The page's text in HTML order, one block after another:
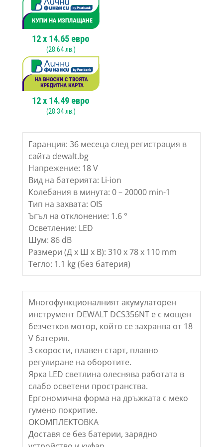
12x 14.65 евро
(28.64лв.)
12x 14.49 евро
(28.34лв.)
Гаранция: 36 месеца след регистрация в
сайта dewalt.bg
Напрежение: 18 V
Вид на батерията: Li-ion
Колебания в минута: 0 – 20000 min-1
Тип на захвата: OIS
Ъгъл на отклонение: 1.6 °
Осветление: LED
Шум: 86 dB
Размери (Д х Ш х В): 310 х 78 х 110 mm
Тегло: 1.1 kg (без батерия)
Многофункционалният акумулаторен
инструмент DEWALT DCS356NТ е с мощен
безчетков мотор, който се захранва от 18
V батерия.
3 скорости, плавен старт, плавно
регулиране на оборотите.
Ярка LED светлина олеснява работата в
слабо осветени пространства.
Ергономична форма на дръжката с меко
гумено покритие.
ОКОМПЛЕКТОВКА
Доставя се без батерии, зарядно